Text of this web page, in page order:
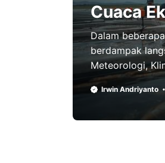
Cuaca
Dalam
berdampak
Meteorologi,
Irwin Andriyanto